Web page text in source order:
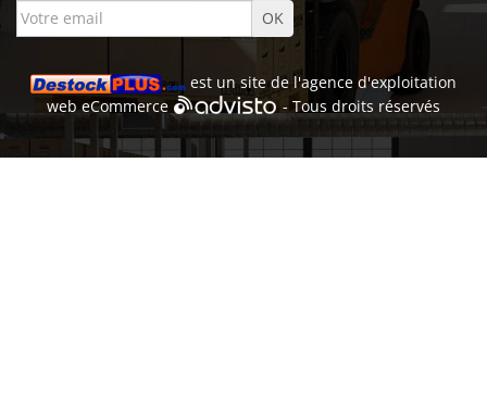
est un site de l'agence d'exploitation
webeCommerce - Tous droits réservés